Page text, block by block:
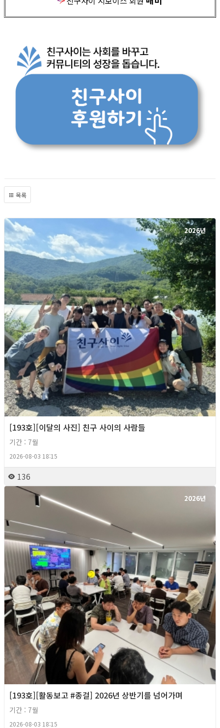
목록
2026년
[193호][이달의 사진] 친구 사이의 사람들
기간 : 7월
2026-08-03 18:15
136
2026년
[193호][활동보고 #종걸] 2026년 상반기를 넘어가며
기간 : 7월
2026-08-03 18:15